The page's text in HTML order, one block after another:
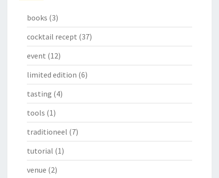
books (3)
cocktail recept (37)
event (12)
limited edition (6)
tasting (4)
tools (1)
traditioneel (7)
tutorial (1)
venue (2)